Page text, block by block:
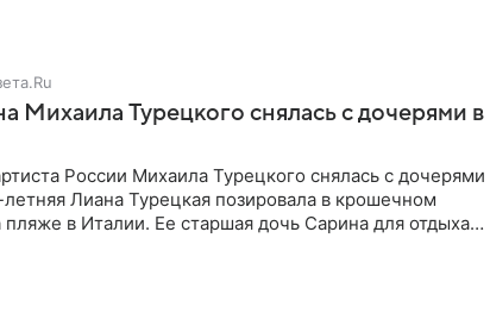
Михаила Турецкого снялась с дочерями в
России Михаила Турецкого снялась с дочерями
летняя Лиана Турецкая позировала в крошечном
в Италии. Ее старшая дочь Сарина для отдыха